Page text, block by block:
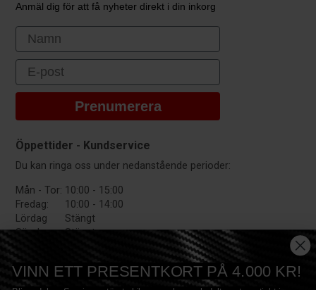
Anmäl dig för att få nyheter direkt i din inkorg
First Name
Email
Prenumerera
Öppettider - Kundservice
Du kan ringa oss under nedanstående perioder:
Mån - Tor: 10:00 - 15:00
Fredag:
10:00 - 14:00
Lördag
Stängt
Söndag:
Stängt
VINN ETT PRESENTKORT PÅ 4.000 KR!